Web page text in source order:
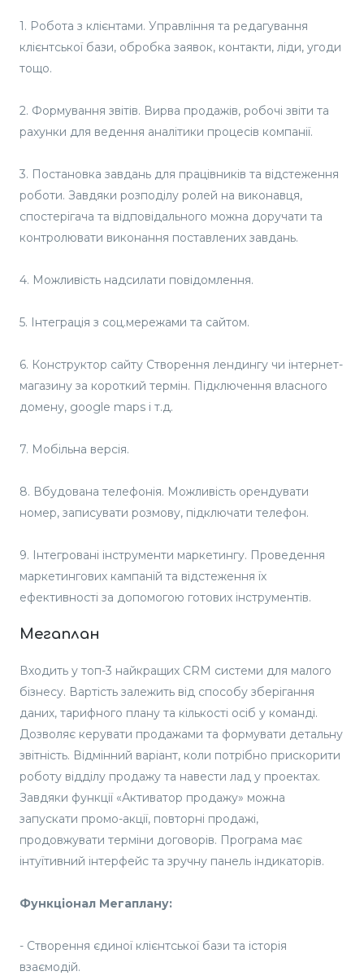
1. Робота з клієнтами. Управління та редагування
клієнтської бази, обробка заявок, контакти, ліди, угоди
тощо.
2. Формування звітів. Вирва продажів, робочі звіти та
рахунки для ведення аналітики процесів компанії.
3. Постановка завдань для працівників та відстеження
роботи. Завдяки розподілу ролей на виконавця,
спостерігача та відповідального можна доручати та
контролювати виконання поставлених завдань.
4. Можливість надсилати повідомлення.
5. Інтеграція з соц.мережами та сайтом.
6. Конструктор сайту Створення лендингу чи інтернет-
магазину за короткий термін. Підключення власного
домену, google maps і т.д.
7. Мобільна версія.
8. Вбудована телефонія. Можливість орендувати
номер, записувати розмову, підключати телефон.
9. Інтегровані інструменти маркетингу. Проведення
маркетингових кампаній та відстеження їх
ефективності за допомогою готових інструментів.
Мегаплан
Входить у топ-3 найкращих CRM системи для малого
бізнесу. Вартість залежить від способу зберігання
даних, тарифного плану та кількості осіб у команді.
Дозволяє керувати продажами та формувати детальну
звітність. Відмінний варіант, коли потрібно прискорити
роботу відділу продажу та навести лад у проектах.
Завдяки функції «Активатор продажу» можна
запускати промо-акції, повторні продажі,
продовжувати терміни договорів. Програма має
інтуїтивний інтерфейс та зручну панель індикаторів.
Функціонал Мегаплану:
- Створення єдиної клієнтської бази та історія
взаємодій.